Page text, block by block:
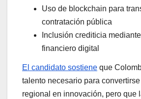
Uso de blockchain para
contratación pública
Inclusión crediticia
financiero digital
El candidato sostiene que
talento necesario para
regional en innovación, pero que